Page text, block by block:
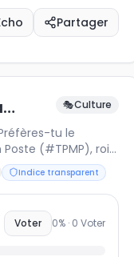
Partager
🎭Culture
(#TPMP), roi
visage plus
(#TBT9) ? Vote,
vraiment les
télévision 📺💬
Indice transparent
Voter 0% · 0 Voter